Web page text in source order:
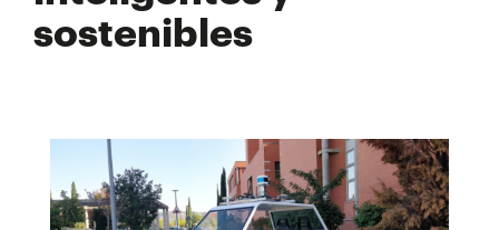
sostenibles